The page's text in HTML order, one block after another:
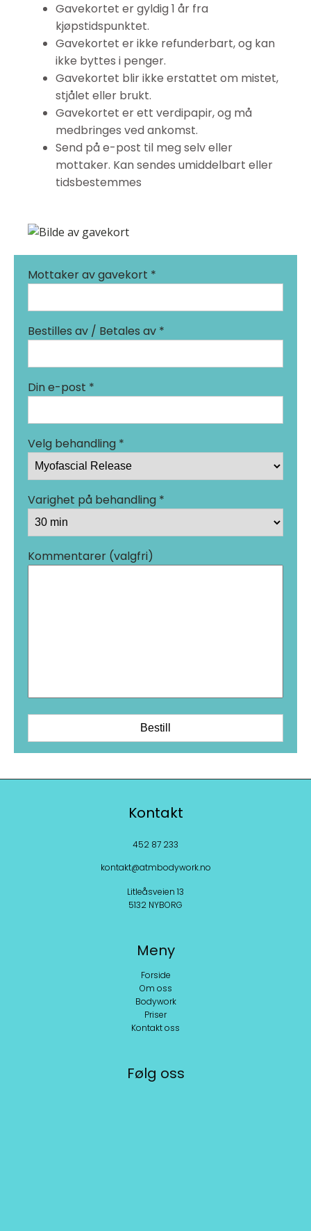
Gavekortet er gyldig 1 år fra
kjøpstidspunktet.
Gavekortet er ikke refunderbart, og kan
ikke byttes i penger.
Gavekortet blir ikke erstattet om mistet,
stjålet eller brukt.
Gavekortet er ett verdipapir, og må
medbringes ved ankomst.
Send på e-post til meg selv eller
mottaker. Kan sendes umiddelbart eller
tidsbestemmes
Mottaker av gavekort *
Bestilles av / Betales av *
Din e-post *
Velg behandling *
Varighet på behandling *
Kommentarer (valgfri)
Kontakt
452 87 233
kontakt@atmbodywork.no
Litleåsveien 13
5132 NYBORG
Meny
Forside
Om oss
Bodywork
Priser
Kontakt oss
Følg oss